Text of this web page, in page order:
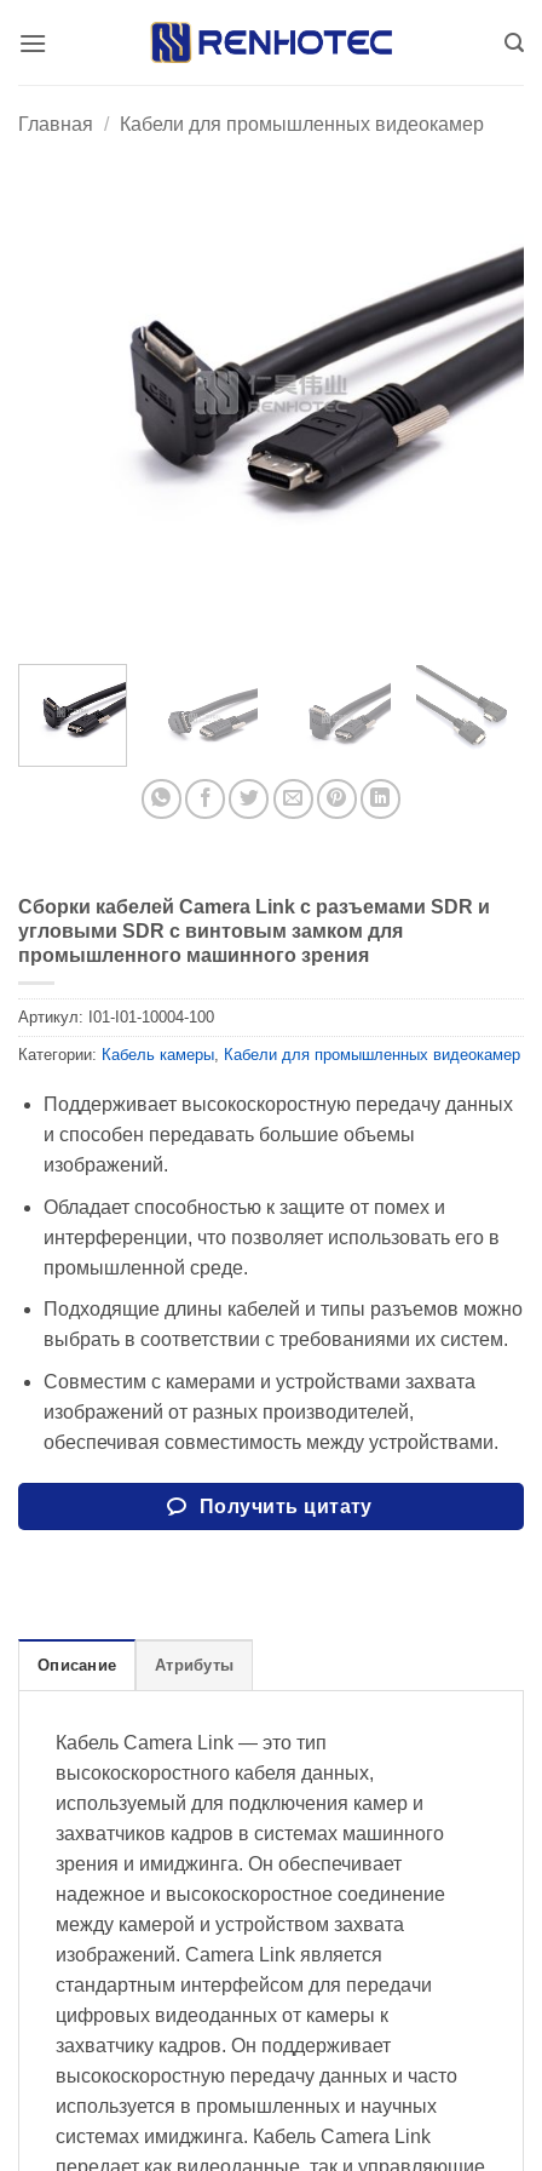
Главная / Кабели для промышленных видеокамер
Сборки кабелей Camera Link с разъемами SDR и
угловыми SDR с винтовым замком для
промышленного машинного зрения
Артикул: I01-I01-10004-100
Категории: Кабель камеры, Кабели для промышленных видеокамер
Поддерживает высокоскоростную передачу данных
и способен передавать большие объемы
изображений.
Обладает способностью к защите от помех и
интерференции, что позволяет использовать его в
промышленной среде.
Подходящие длины кабелей и типы разъемов можно
выбрать в соответствии с требованиями их систем.
Совместим с камерами и устройствами захвата
изображений от разных производителей,
обеспечивая совместимость между устройствами.
Получить цитату
Описание Атрибуты
Кабель Camera Link — это тип
высокоскоростного кабеля данных,
используемый для подключения камер и
захватчиков кадров в системах машинного
зрения и имиджинга. Он обеспечивает
надежное и высокоскоростное соединение
между камерой и устройством захвата
изображений. Camera Link является
стандартным интерфейсом для передачи
цифровых видеоданных от камеры к
захватчику кадров. Он поддерживает
высокоскоростную передачу данных и часто
используется в промышленных и научных
системах имиджинга. Кабель Camera Link
передает как видеоданные, так и управляющие